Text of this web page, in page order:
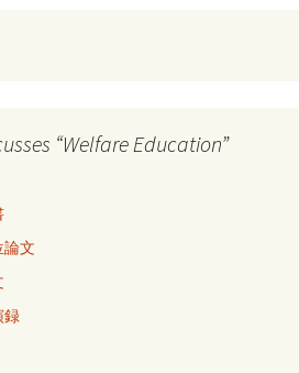
“Welfare Education”
論文
録